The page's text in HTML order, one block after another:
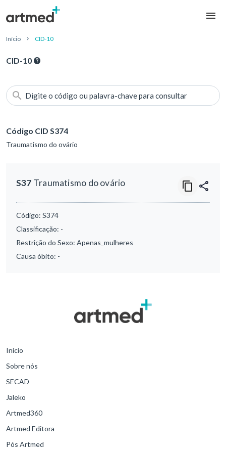
Início CID-10
CID-10
Digite o código ou palavra-chave para consultar
Código CID S374
Traumatismo do ovário
S37 Traumatismo do ovário
Código: S374
Classificação: -
Restrição do Sexo: Apenas_mulheres
Causa óbito: -
Início
Sobre nós
SECAD
Jaleko
Artmed360
Artmed Editora
Pós Artmed